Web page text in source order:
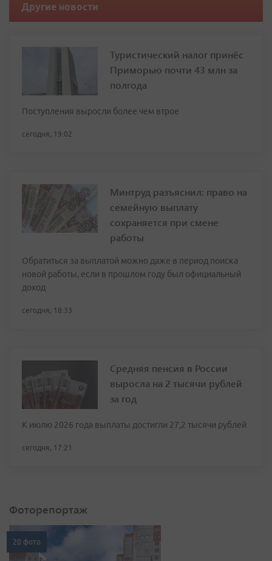
Другие новости
Туристический налог принёс
Приморью почти 43 млн за
полгода
Поступления выросли более чем втрое
сегодня, 19:02
Минтруд разъяснил: право на
семейную выплату
сохраняется при смене
работы
Обратиться за выплатой можно даже в период поиска
новой работы, если в прошлом году был официальный
доход
сегодня, 18:33
Средняя пенсия в России
выросла на 2 тысячи рублей
за год
К июлю 2026 года выплаты достигли 27,2 тысячи рублей
сегодня, 17:21
Фоторепортаж
20 фото